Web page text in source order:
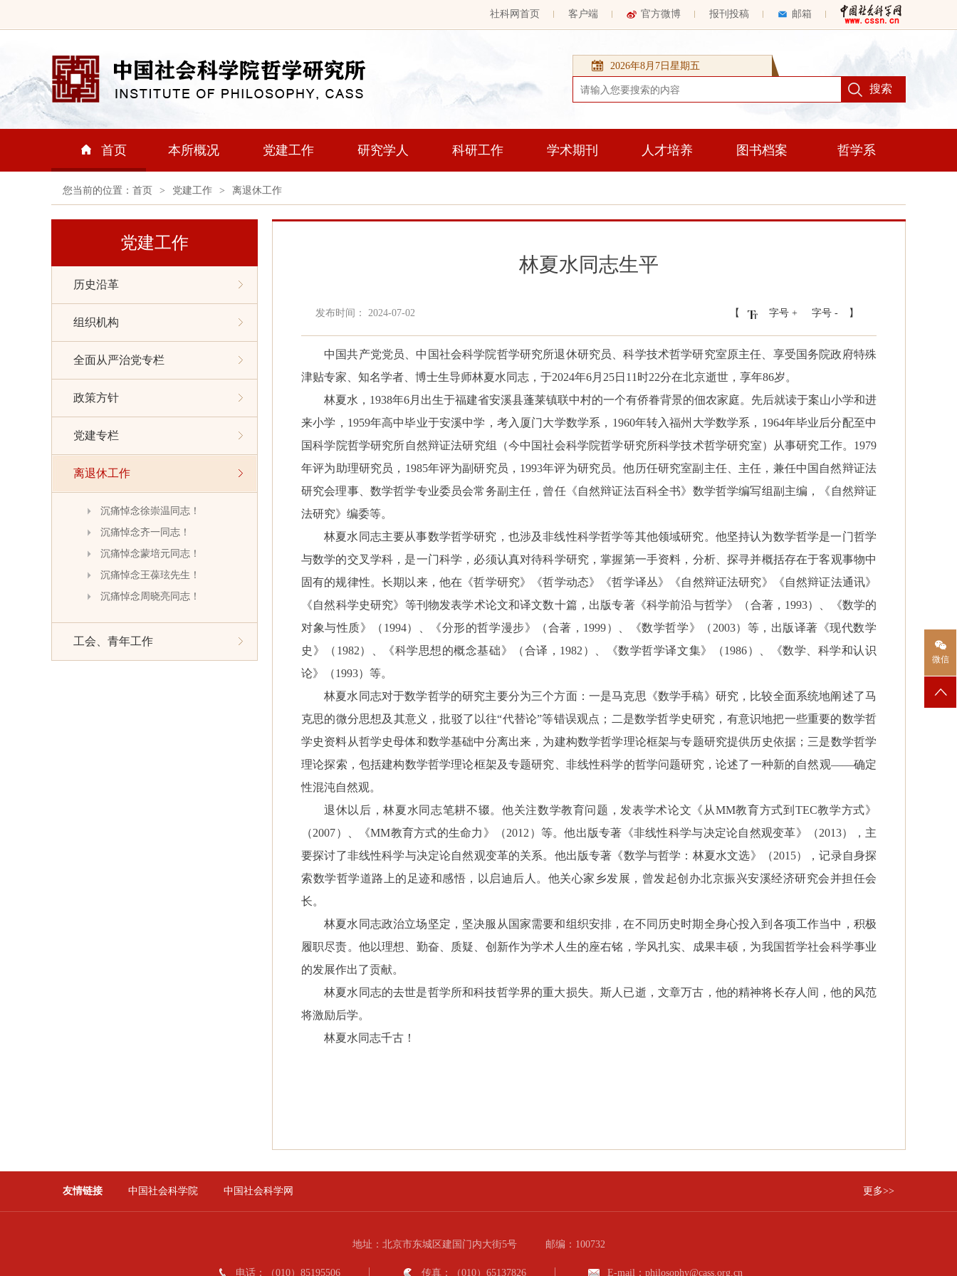
社科网首页 客户端 官方微博 报刊投稿 邮箱
2026年8月7日星期五
首页 本所概况 党建工作 研究学人 科研工作 学术期刊 人才培养 图书档案 哲学系
您当前的位置： 首页 > 党建工作 > 离退休工作
党建工作
历史沿革
组织机构
全面从严治党专栏
政策方针
党建专栏
离退休工作
沉痛悼念徐崇温同志！
沉痛悼念齐一同志！
沉痛悼念蒙培元同志！
沉痛悼念王葆玹先生！
沉痛悼念周晓亮同志！
工会、青年工作
林夏水同志生平
发布时间： 2024-07-02 【 字号 + 字号 - 】
中国共产党党员、中国社会科学院哲学研究所退休研究员、科学技术哲学研究室原主任、享受国务院政府特殊
津贴专家、知名学者、博士生导师林夏水同志，于2024年6月25日11时22分在北京逝世，享年86岁。
林夏水， 1938年6月出生于福建省安溪县蓬莱镇联中村的一个有侨眷背景的佃农家庭。先后就读于案山小学和进
来小学，1959年高中毕业于安溪中学，考入厦门大学数学系，1960年转入福州大学数学系，1964年毕业后分配至中
国科学院哲学研究所自然辩证法研究组（今中国社会科学院哲学研究所科学技术哲学研究室）从事研究工作。1979
年评为助理研究员，1985年评为副研究员，1993年评为研究员。他历任研究室副主任、主任，兼任中国自然辩证法
研究会理事、数学哲学专业委员会常务副主任，曾任《自然辩证法百科全书》数学哲学编写组副主编，《自然辩证
法研究》编委等。
林夏水同志主要从事数学哲学研究，也涉及非线性科学哲学等其他领域研究。他坚持认为数学哲学是一门哲学
与数学的交叉学科，是一门科学，必须认真对待科学研究，掌握第一手资料，分析、探寻并概括存在于客观事物中
固有的规律性。长期以来，他在《哲学研究》《哲学动态》《哲学译丛》《自然辩证法研究》《自然辩证法通讯》
《自然科学史研究》等刊物发表学术论文和译文数十篇，出版专著《科学前沿与哲学》（合著， 1993）、《数学的
对象与性质》（1994）、《分形的哲学漫步》（合著，1999）、《数学哲学》（2003）等，出版译著《现代数学
史》（1982）、《科学思想的概念基础》（合译，1982）、《数学哲学译文集》（1986）、《数学、科学和认识
论》（1993）等。
林夏水同志对于数学哲学的研究主要分为三个方面：一是马克思《数学手稿》研究，比较全面系统地阐述了马
克思的微分思想及其意义，批驳了以往“代替论”等错误观点；二是数学哲学史研究，有意识地把一些重要的数学哲
学史资料从哲学史母体和数学基础中分离出来，为建构数学哲学理论框架与专题研究提供历史依据；三是数学哲学
理论探索，包括建构数学哲学理论框架及专题研究、非线性科学的哲学问题研究，论述了一种新的自然观——确定
性混沌自然观。
退休以后，林夏水同志笔耕不辍。他关注数学教育问题，发表学术论文《从MM教育方式到TEC教学方式》
（2007）、《MM教育方式的生命力》（2012）等。他出版专著《非线性科学与决定论自然观变革》（2013），主
要探讨了非线性科学与决定论自然观变革的关系。他出版专著《数学与哲学：林夏水文选》（2015），记录自身探
索数学哲学道路上的足迹和感悟，以启迪后人。他关心家乡发展，曾发起创办北京振兴安溪经济研究会并担任会
长。
林夏水同志政治立场坚定，坚决服从国家需要和组织安排，在不同历史时期全身心投入到各项工作当中，积极
履职尽责。他以理想、勤奋、质疑、创新作为学术人生的座右铭，学风扎实、成果丰硕，为我国哲学社会科学事业
的发展作出了贡献。
林夏水同志的去世是哲学所和科技哲学界的重大损失。斯人已逝，文章万古，他的精神将长存人间，他的风范
将激励后学。
林夏水同志千古！
友情链接 中国社会科学院 中国社会科学网 更多>>
地址：北京市东城区建国门内大街5号 邮编：100732
电话：（010）85195506 传真：（010）65137826 E-mail：philosophy@cass.org.cn
微信